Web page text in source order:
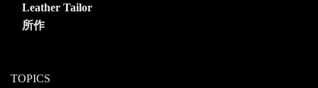
Leather Tailor
所作
TOPICS